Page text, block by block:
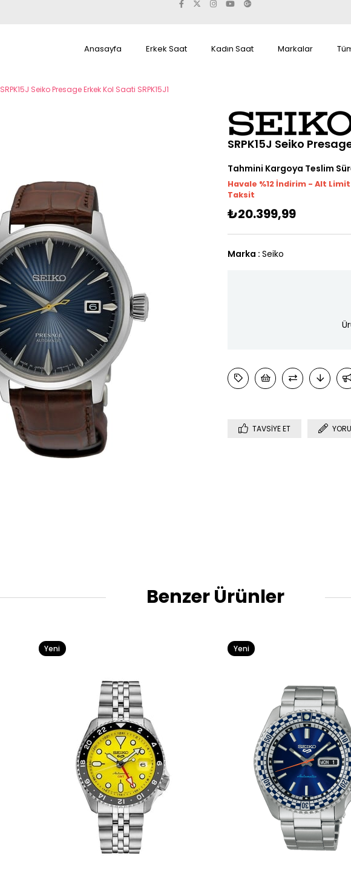
Anasayfa Erkek Saat Kadın Saat Markalar
SRPK15J Seiko Presage Erkek Kol Saati SRPK15J1
SRPK15J Seiko
Tahmini Kargoya Teslim
Havale %12 İndirim - Alt Limit
Taksit
₺20.399,99
Marka : Seiko
TAVSIYE ET
Benzer Ürünler
Yeni
Yeni